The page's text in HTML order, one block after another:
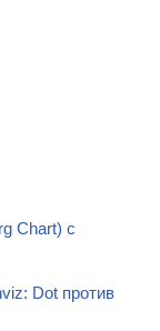
Chart) с
Dot против